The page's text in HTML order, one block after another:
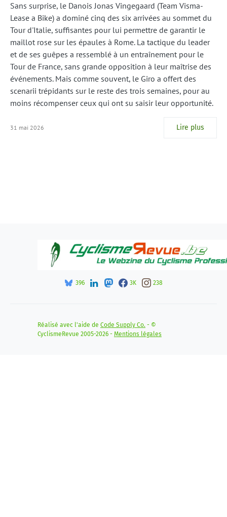
Sans surprise, le Danois Jonas Vingegaard (Team Visma-
Lease a Bike) a dominé cinq des six arrivées au sommet du
Tour d'Italie, suffisantes pour lui permettre de garantir le
maillot rose sur les épaules à Rome. La tactique du leader
et de ses guêpes a ressemblé à un entraînement pour le
Tour de France, sans grande opposition à leur maîtrise des
événements. Mais comme souvent, le Giro a offert des
scenarii trépidants sur le reste des trois semaines, pour au
moins récompenser ceux qui ont su saisir leur opportunité.
31 mai 2026 Lire plus
396 3K 238
Réalisé avec l'aide de Code Supply Co. - ©
CyclismeRevue 2005-2026 - Mentions légales